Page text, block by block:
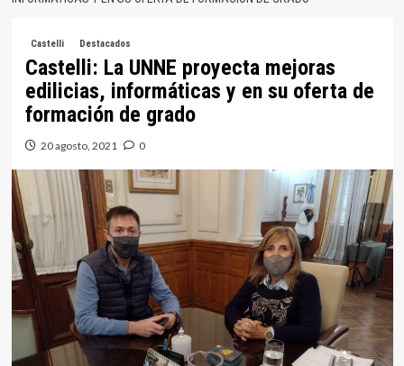
Castelli Destacados
Castelli: La UNNE proyecta mejoras
edilicias, informáticas y en su oferta de
formación de grado
20 agosto, 2021 0